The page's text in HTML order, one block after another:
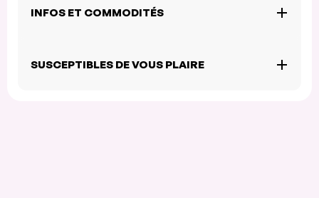
INFOS ET COMMODITÉS
SUSCEPTIBLES DE VOUS PLAIRE